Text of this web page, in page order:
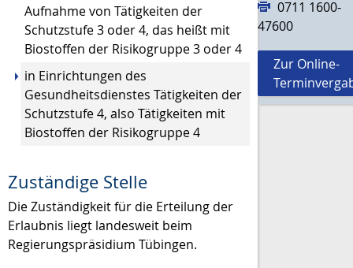
Aufnahme von Tätigkeiten der
Schutzstufe 3 oder 4, das heißt mit
Biostoffen der Risikogruppe 3 oder 4
in Einrichtungen des
Gesundheitsdienstes Tätigkeiten der
Schutzstufe 4, also Tätigkeiten mit
Biostoffen der Risikogruppe 4
Zuständige Stelle
Die Zuständigkeit für die Erteilung der
Erlaubnis liegt landesweit beim
Regierungspräsidium Tübingen.
0711 1600-
47600
Zur Online-